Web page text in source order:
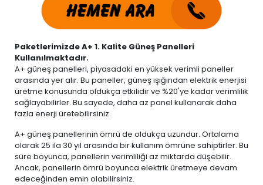
Paketlerimizde A+ 1. Kalite Güneş Panelleri
Kullanılmaktadır.
A+ güneş panelleri, piyasadaki en yüksek verimli paneller
arasında yer alır. Bu paneller, güneş ışığından elektrik enerjisi
üretme konusunda oldukça etkilidir ve %20'ye kadar verimlilik
sağlayabilirler. Bu sayede, daha az panel kullanarak daha
fazla enerji üretebilirsiniz.
A+ güneş panellerinin ömrü de oldukça uzundur. Ortalama
olarak 25 ila 30 yıl arasında bir kullanım ömrüne sahiptirler. Bu
süre boyunca, panellerin verimliliği az miktarda düşebilir.
Ancak, panellerin ömrü boyunca elektrik üretmeye devam
edeceğinden emin olabilirsiniz.